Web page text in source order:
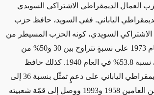
الديمقراطي الاشتراكي السويدي
الياباني. ففي السويد، حافظ حزب
الاشتراكي السويدي، كونه الحزب المسيطر من
العام 1932 حتى العام 1973 على نسبةٍ تتراوح بين 30 و50% من
الأصوات ووصل إلى نسبة 53.8% في العام 1940. كذلك حافظ
الحزب الليبرالي الديمقراطي الياباني على دعمٍ تمثّل بنسبة 36 إلى
50% من الأصوات بين العامين 1958 و1993 ووصل إلى قمّة شعبيته